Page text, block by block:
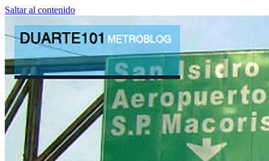
Saltar al contenido